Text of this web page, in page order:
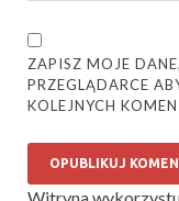
ZAPISZ MOJE
PRZEGLĄDARCE
KOLEJNYCH